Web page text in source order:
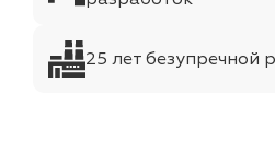
25 лет безупречной